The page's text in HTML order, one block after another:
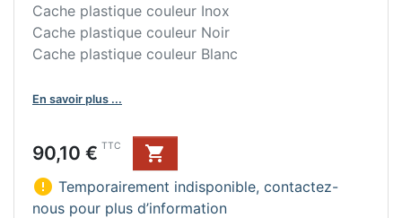
Cache plastique couleur Inox
Cache plastique couleur Noir
Cache plastique couleur Blanc
En savoir plus ...
Prix
90,10 € TTC

 Temporairement indisponible, contactez-
nous pour plus d’information